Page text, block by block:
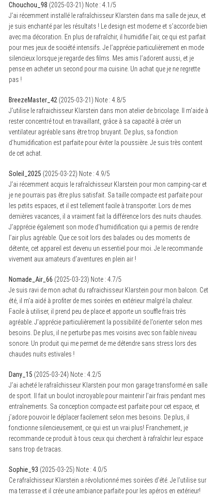
Chouchou_98 (2025-03-21) Note : 4.1 /5
J’ai récemment installé le rafraîchisseur Klarstein dans ma salle de jeux, et
je suis enchanté par les résultats ! Le design est moderne et s’accorde bien
avec ma décoration. En plus de rafraîchir, il humidifie l’air, ce qui est parfait
pour mes jeux de société intensifs. Je l’apprécie particulièrement en mode
silencieux lorsque je regarde des films. Mes amis l’adorent aussi, et je
pense en acheter un second pour ma cuisine. Un achat que je ne regrette
pas !
BreezeMaster_42 (2025-03-21) Note : 4.8/5
J’utilise le rafraichisseur Klarstein dans mon atelier de bricolage. Il m’aide à
rester concentré tout en travaillant, grâce à sa capacité à créer un
ventilateur agréable sans être trop bruyant. De plus, sa fonction
d’humidification est parfaite pour éviter la poussière. Je suis très content
de cet achat.
Soleil_2025 (2025-03-22) Note : 4.9/5
J’ai récemment acquis le rafraîchisseur Klarstein pour mon camping-car et
je ne pourrais pas être plus satisfait. Sa taille compacte est parfaite pour
les petits espaces, et il est tellement facile à transporter. Lors de mes
dernières vacances, il a vraiment fait la différence lors des nuits chaudes.
J’apprécie également son mode d’humidification qui a permis de rendre
l’air plus agréable. Que ce soit lors des balades ou des moments de
détente, cet appareil est devenu un essentiel pour moi. Je le recommande
vivement aux amateurs d’aventures en plein air !
Nomade_Air_66 (2025-03-23) Note : 4.7/5
Je suis ravi de mon achat du rafraichisseur Klarstein pour mon balcon. Cet
été, il m’a aidé à profiter de mes soirées en extérieur malgré la chaleur.
Facile à utiliser, il prend peu de place et apporte un souffle frais très
agréable. J’apprécie particulièrement la possibilité de l’orienter selon mes
besoins. De plus, il ne perturbe pas mes voisins avec son faible niveau
sonore. Un produit qui me permet de me détendre sans stress lors des
chaudes nuits estivales !
Dany_15 (2025-03-24) Note : 4.2/5
J’ai acheté le rafraîchisseur Klarstein pour mon garage transformé en salle
de sport. Il fait un boulot incroyable pour maintenir l’air frais pendant mes
entraînements. Sa conception compacte est parfaite pour cet espace, et
j’adore pouvoir le déplacer facilement selon mes besoins. De plus, il
fonctionne silencieusement, ce qui est un vrai plus! Franchement, je
recommande ce produit à tous ceux qui cherchent à rafraîchir leur espace
sans trop de tracas.
Sophie_93 (2025-03-25) Note : 4.0/5
Ce rafraîchisseur Klarstein a révolutionné mes soirées d’été. Je l’utilise sur
ma terrasse et il crée une ambiance parfaite pour les apéros en extérieur!